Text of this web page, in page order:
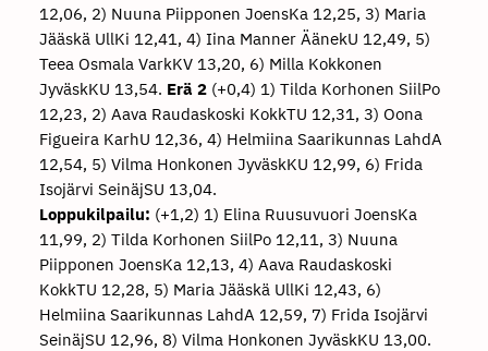
12,06, 2) Nuuna Piipponen JoensKa 12,25, 3) Maria
Jääskä UllKi 12,41, 4) Iina Manner ÄänekU 12,49, 5)
Teea Osmala VarkKV 13,20, 6) Milla Kokkonen
JyväskKU 13,54. Erä 2(+0,4) 1) Tilda Korhonen SiilPo
12,23, 2) Aava Raudaskoski KokkTU 12,31, 3) Oona
Figueira KarhU 12,36, 4) Helmiina Saarikunnas LahdA
12,54, 5) Vilma Honkonen JyväskKU 12,99, 6) Frida
Isojärvi SeinäjSU 13,04.
Loppukilpailu: (+1,2) 1) Elina Ruusuvuori JoensKa
11,99, 2) Tilda Korhonen SiilPo 12,11, 3) Nuuna
Piipponen JoensKa 12,13, 4) Aava Raudaskoski
KokkTU 12,28, 5) Maria Jääskä UllKi 12,43, 6)
Helmiina Saarikunnas LahdA 12,59, 7) Frida Isojärvi
SeinäjSU 12,96, 8) Vilma Honkonen JyväskKU 13,00.